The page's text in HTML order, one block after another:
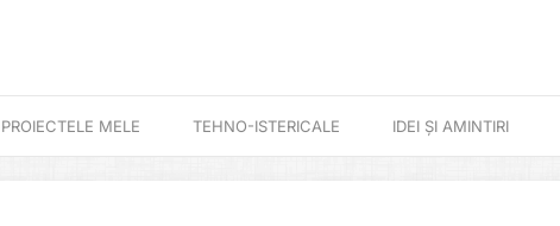
PROIECTELE MELE TEHNO-ISTERICALE IDEI ȘI AMINTIRI